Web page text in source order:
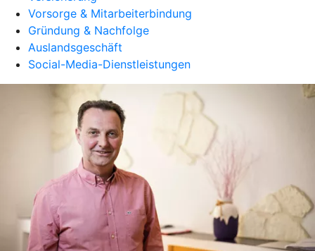
Vorsorge & Mitarbeiterbindung
Gründung & Nachfolge
Auslandsgeschäft
Social-Media-Dienstleistungen